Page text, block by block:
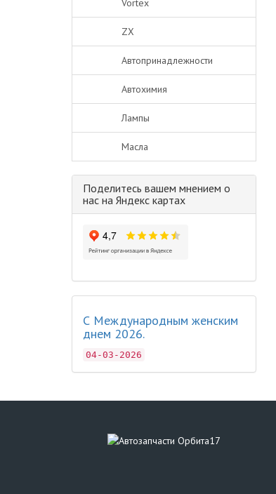
Vortex
ZX
Автопринадлежности
Автохимия
Лампы
Масла
Поделитесь вашем мнением о
нас на Яндекс картах
С Международным женским
днем 2026.
04-03-2026